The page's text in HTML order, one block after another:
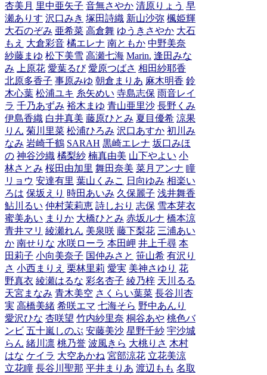
杏美月 里中亜矢子 音無さやか 清原りょう 早
瀬ありす 沢口みき 塚田詩織 新山沙弥 楓姫輝
大石のぞみ 亜希菜 高倉舞 ゆうきさやか 大石
もえ 大倉彩音 橘エレナ 南ともか 中野美奈
紗藤まゆ 松下美雪 高瀬七海 Marin. 逢田みな
み
上原花 愛葉るび 愛原つばさ 相田紗耶香
北原多香子 事原みゆ 朝倉まりあ 麻木明香 鈴
木心葉 松浦ユキ 糸矢めい 寺島志保 雨音レイ
ラ 千乃あずみ 裕木まゆ 青山亜里沙 長野くみ
伊島香織 白井真美 藤原ひとみ 夏目優希 涼果
りん 菊川里菜 松浦ひろみ 沢口あすか 初川み
なみ 岩崎千鶴 SARAH 黒崎エレナ 坂口みほ
の 神谷沙織 橘梨紗 楠真由美 山下やよい 小
林さとみ 桜田由加里 舞田奈美 菜月アンナ 瞳
リョウ 安達有里 葉山くみこ 日向ゆみ 相楽い
ろは 保坂えり 時田あいみ 久保麗子 浅井舞香
鮎川るい 仲村茉莉恵 詩しおり 志保 雪本芽衣
蜜美あい まりか 大橋ひとみ 赤坂ルナ 橋本涼
青井マリ 綾瀬れん 美泉咲 藤下梨花 三浦あい
か 南せりな 水咲ローラ 本田岬 井上千尋 本
田莉子 小向美奈子 国仲みさと 笹山希 有沢り
さ 小西まりえ 栗林里莉 愛実 美神さゆり 花
野真衣 綾瀬はるな 彩名杏子 綾乃梓 天川るる
天宮まなみ 青木美空 さくらい葉菜 長谷川杏
実 高橋美緒 希咲エマ 七海そら 野中あんり
愛沢ひな 杏咲望 竹内紗里奈 桐谷あや 桃色バ
ンビ 五十嵐しのぶ 安藤美沙 星野千紗 宇沙城
らん 緒川凛 桃乃誉 波風きら 大桃りさ 木村
はな ケイラ 大空あかね 宮部涼花 立花美涼
立花瞳 長谷川聖那 平井まりあ 渡辺もも 名取